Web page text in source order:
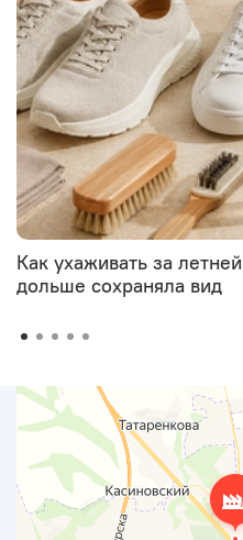
Как ухаживать за
дольше сохраняла вид